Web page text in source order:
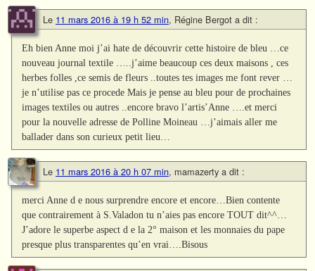
Le 11 mars 2016 à 19 h 52 min, Régine Bergot a dit :
Eh bien Anne moi j’ai hate de découvrir cette histoire de bleu …ce
nouveau journal textile …..j’aime beaucoup ces deux maisons , ces
herbes folles ,ce semis de fleurs ..toutes tes images me font rever …
je n’utilise pas ce procede Mais je pense au bleu pour de prochaines
images textiles ou autres ..encore bravo l’artis’Anne ….et merci
pour la nouvelle adresse de Polline Moineau …j’aimais aller me
ballader dans son curieux petit lieu…
Le 11 mars 2016 à 20 h 07 min, mamazerty a dit :
merci Anne d e nous surprendre encore et encore…Bien contente
que contrairement à S.Valadon tu n’aies pas encore TOUT dit^^…
J’adore le superbe aspect d e la 2° maison et les monnaies du pape
presque plus transparentes qu’en vrai….Bisous